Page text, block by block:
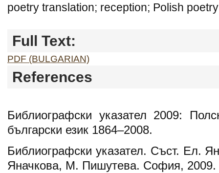
poetry translation; reception; Polish
Full Text:
PDF (BULGARIAN)
References
Библиографски указател 2009:
български език 1864–2008.
Библиографски указател. Съст. Ел.
Яначкова, М. Пишутева. София, 2009.